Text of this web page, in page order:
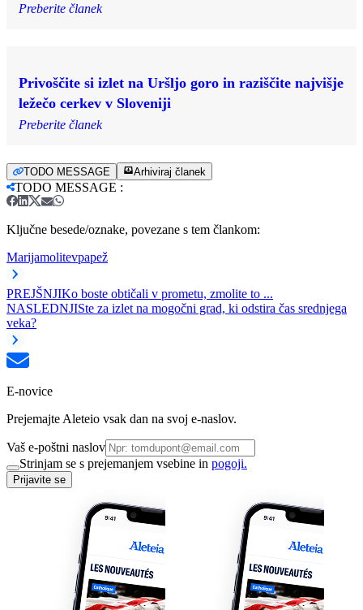
Preberite članek
Privoščite si izlet na Uršljo goro in raziščite najvišje
ležečo cerkev v Sloveniji
Preberite članek
TODO MESSAGE Arhiviraj članek
TODO MESSAGE :
Ključne besede/oznake, povezane s tem člankom:
Marijamolitevpapež
PREJŠNJIKo boste obtičali v prometu, zmolite to ...
NASLEDNJISte za izlet na mogočni grad, ki odstira čas srednjega
veka?
E-novice
Prejemajte Aleteio vsak dan na svoj e-naslov.
Vaš e-poštni naslov
Strinjam se s prejemanjem vsebine in pogoji.
Prijavite se